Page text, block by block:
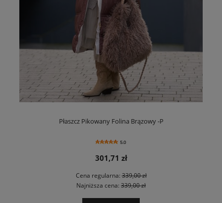
Płaszcz Pikowany Folina Brązowy -P
5.0
301,71 zł
Cena regularna:339,00 zł
Najniższa cena: 339,00 zł